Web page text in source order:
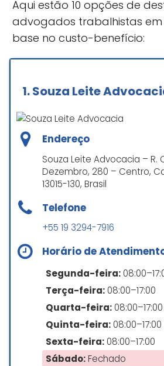
Aqui estão 10 opções de
advogados trabalhistas
base no custo-benefício:
1.Souza Leite
Endereço
Souza Leite Advocacia – R.
Dezembro, 280 – Centro,
13015-130, Brasil
Telefone
+55 19 3294-7916
Horário de
Segunda-feira:
Terça-feira: 08:00–17:00
Quarta-feira: 08:00–17:00
Quinta-feira: 08:00–17:00
Sexta-feira: 08:00–17:00
Sábado:Fechado